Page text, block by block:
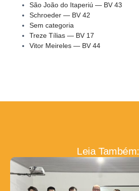
São João do Itaperiú — BV 43
Schroeder — BV 42
Sem categoria
Treze Tílias — BV 17
Vitor Meireles — BV 44
Leia Também: